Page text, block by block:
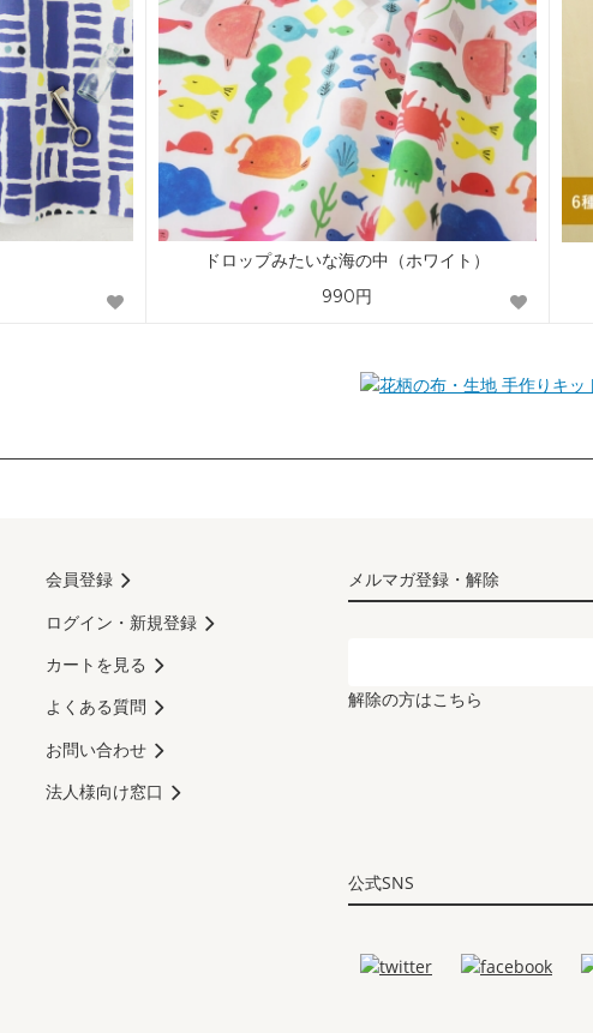
ドロップみたいな海の中（ホワイト）
990円
手作りキッ
メルマガ登録・解除
解除の方はこちら
会員登録
ログイン・新規登録
カートを見る
よくある質問
お問い合わせ
法人様向け窓口
公式SNS